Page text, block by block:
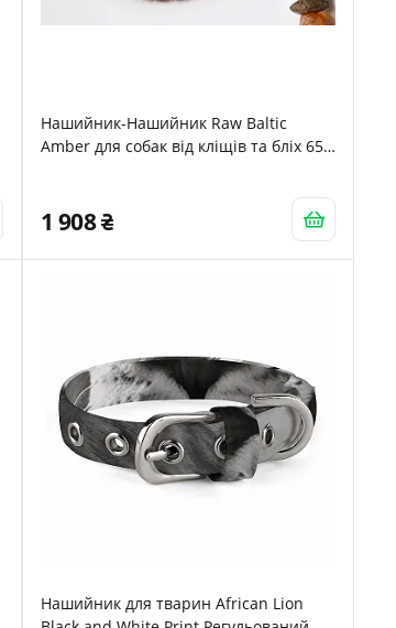
Нашийник-Нашийник Raw Baltic
Amber для собак від кліщів та бліх 65-
1 908
Нашийник для тварин African Lion